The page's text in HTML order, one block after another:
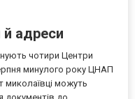
адреси
чотири Центри
минулого року ЦНАП
миколаївці можуть